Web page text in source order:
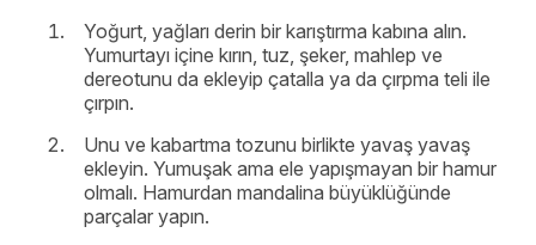
Yoğurt, yağları derin bir karıştırma kabına alın.
Yumurtayı içine kırın, tuz, şeker, mahlep ve
dereotunu da ekleyip çatalla ya da çırpma teli ile
çırpın.
Unu ve kabartma tozunu birlikte yavaş yavaş
ekleyin. Yumuşak ama ele yapışmayan bir hamur
olmalı. Hamurdan mandalina büyüklüğünde
parçalar yapın.